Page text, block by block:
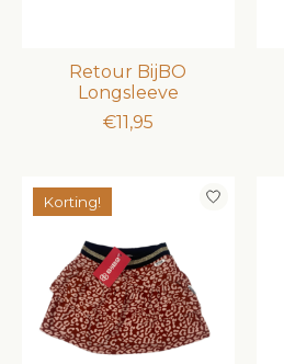
Retour BijBO
Longsleeve
€11,95
Korting!